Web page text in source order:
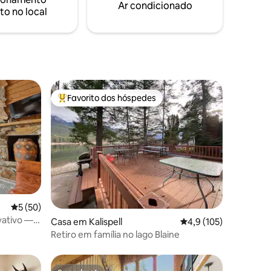
e
no local
Ar condicionado
Classificação média de 5 em 5 estrelas, 50avaliações
5 (50)
— 4
Favoritos dos hóspedes mais apreciados
Favorito dos hóspedes
Casa em Kalispell Classificação média
4,9 (105)
Retiro em família no lago Blaine